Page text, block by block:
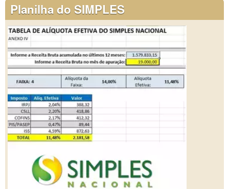
Planilha do SIMPLES